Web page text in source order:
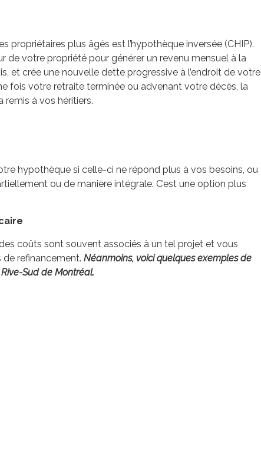
plus âgés est l’hypothèque inversée (CHIP).
de votre propriété pour générer un revenu mensuel à la
et crée une nouvelle dette progressive à l’endroit de votre
fois votre retraite terminée ou advenant votre décès, la
remis à vos héritiers.
hypothèque si celle-ci ne répond plus à vos besoins, ou
ou de manière intégrale. C’est une option plus
coûts sont souvent associés à un tel projet et vous
de refinancement. Néanmoins, voici quelques exemples de
Sud de Montréal.